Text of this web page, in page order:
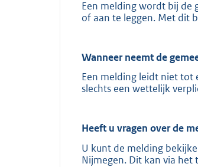
Een melding wordt bij de
of aan te leggen. Met dit
Wanneer neemt de
Een melding leidt niet tot
slechts een wettelijk
Heeft u vragen over de
U kunt de melding
Nijmegen. Dit kan via